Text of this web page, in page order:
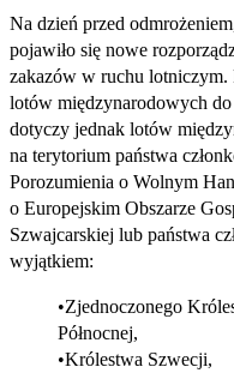
Na dzień przed
pojawiło się nowe
zakazów w ruchu lotniczym.
lotów międzynarodowych do
dotyczy jednak lotów
na terytorium państwa
Porozumienia o Wolnym
o Europejskim Obszarze
Szwajcarskiej lub państwa
wyjątkiem:
Zjednoczonego
Północnej,
Królestwa Szwecji,